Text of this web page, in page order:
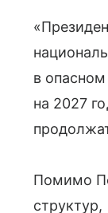
в
на 2027
Помимо